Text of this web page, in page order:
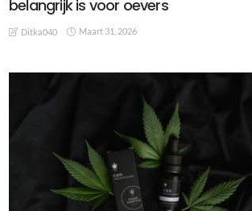
belangrijk is voor oevers
Ditka040 Maart 31, 2026